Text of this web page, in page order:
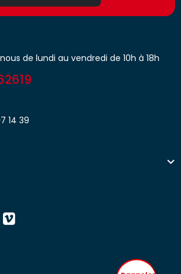
de lundi au vendredi de 10h à 18h
14 39
